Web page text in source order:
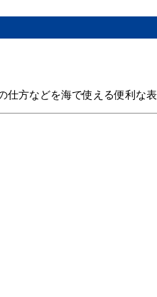
方などを海で使える便利な表